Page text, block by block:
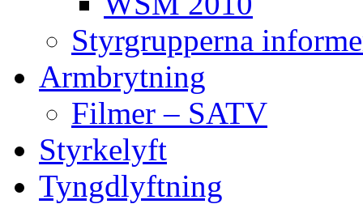
Styrgrupperna
Armbrytning
Filmer – SATV
Styrkelyft
Tyngdlyftning